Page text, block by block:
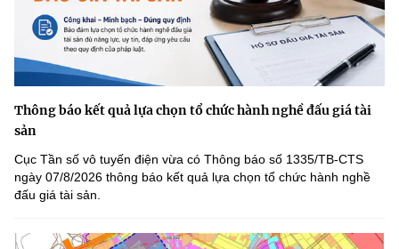
Thông báo kết quả lựa chọn tổ chức hành nghề đấu giá tài
sản
Cục Tần số vô tuyến điện vừa có Thông báo số 1335/TB-CTS
ngày 07/8/2026 thông báo kết quả lựa chọn tổ chức hành nghề
đấu giá tài sản.